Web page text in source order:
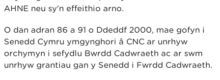
AHNE neu sy'n effeithio arno.
O dan adran 86 a 91 o Ddeddf 2000, mae gofyn i
Senedd Cymru ymgynghori â CNC ar unrhyw
orchymyn i sefydlu Bwrdd Cadwraeth ac ar swm
unrhyw grantiau gan y Senedd i Fwrdd Cadwraeth.